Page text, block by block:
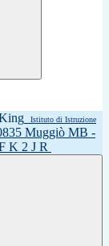
Istituto di Istruzione
Muggiò MB -
K 2 J R